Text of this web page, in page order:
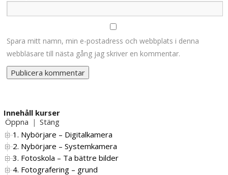
Spara mitt namn, min e-postadress och webbplats i denna
webbläsare till nästa gång jag skriver en kommentar.
Innehåll kurser
Öppna | Stäng
1. Nybörjare – Digitalkamera
2. Nybörjare – Systemkamera
3. Fotoskola – Ta bättre bilder
4. Fotografering – grund